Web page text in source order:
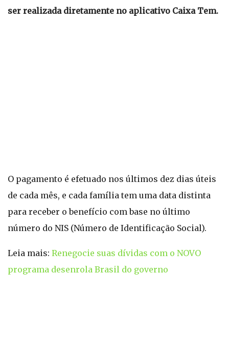
ser realizada diretamente no aplicativo Caixa Tem.
O pagamento é efetuado nos últimos dez dias úteis
de cada mês, e cada família tem uma data distinta
para receber o benefício com base no último
número do NIS (Número de Identificação Social).
Leia mais: Renegocie suas dívidas com o NOVO
programa desenrola Brasil do governo